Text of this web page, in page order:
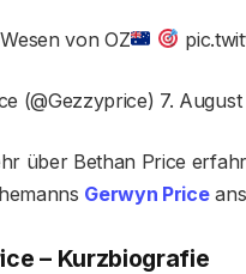
von OZ
(@Gezzyprice) 7. August
über Bethan Price
Gerwyn Price
– Kurzbiografie